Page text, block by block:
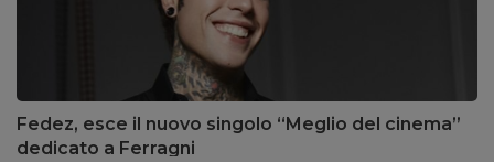
Fedez, esce il nuovo singolo “Meglio del cinema”
dedicato a Ferragni